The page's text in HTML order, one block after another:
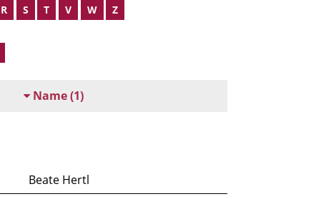
R S T V W Z
Name(1)
Beate Hertl